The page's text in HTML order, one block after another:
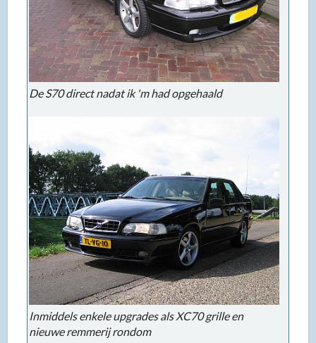
De S70 direct nadat ik 'm had opgehaald
Inmiddels enkele upgrades als XC70 grille en
nieuwe remmerij rondom